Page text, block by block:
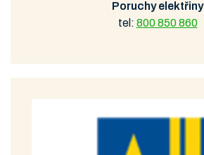
Poruchy elektřiny
tel: 800 850 860